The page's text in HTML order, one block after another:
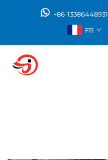
+86-13386448931
FR